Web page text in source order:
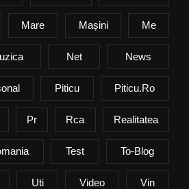
Mare Mașini Me
Net News
Piticu Piticu.ro
Pr Rca Realitatea
Test To-Blog
Uti Video Vin